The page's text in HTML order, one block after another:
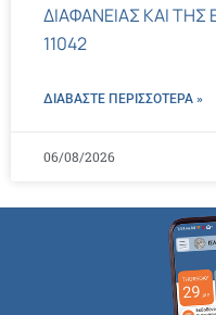
ΔΙΑΦΑΝΕΙΑΣ ΚΑΙ
11042
ΔΙΑΒΑΣΤΕ ΠΕΡΙΣΣΌΤΕΡΑ »
06/08/2026